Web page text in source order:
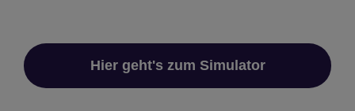
Hier geht's zum Simulator